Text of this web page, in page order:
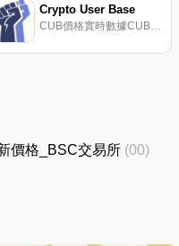
Crypto User Base
CUB價格實時數據CUB是ERC20代幣,將在CUB家族的多個平臺中用作實用工具代幣。
價格_BSC交易所 (00)